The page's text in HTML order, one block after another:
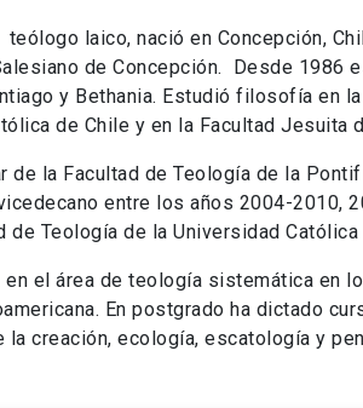
teólogo laico, nació en Concepción,
de Concepción. Desde 1986
y Bethania. Estudió filosofía en
de Chile y en la Facultad
de la Facultad de Teología de la
entre los años 2004-2010,
de Teología de la Universidad Católica
en el área de teología sistemática en
En postgrado ha dictado
la creación, ecología, escatología y